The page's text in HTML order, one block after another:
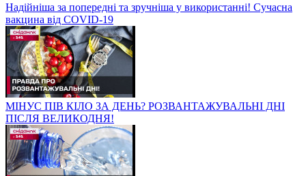
Надійніша за попередні та зручніша у використанні! Сучасна
вакцина від COVID-19
МІНУС ПІВ КІЛО ЗА ДЕНЬ? РОЗВАНТАЖУВАЛЬНІ ДНІ
ПІСЛЯ ВЕЛИКОДНЯ!